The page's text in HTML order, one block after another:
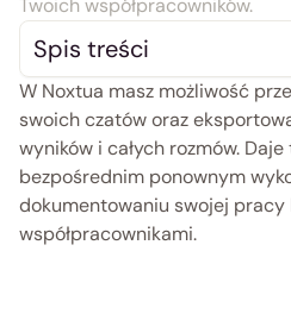
Twoich współpracowników.
W Noxtua masz możliwość
swoich czatów oraz
wyników i całych rozmów.
bezpośrednim ponownym
dokumentowaniu swojej pracy
współpracownikami.
Spis treści